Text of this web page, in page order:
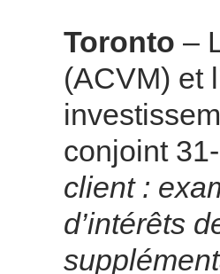
Toronto –
(ACVM) et
conjoint
client :
d’intérêts